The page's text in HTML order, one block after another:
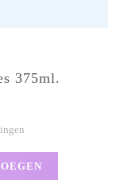
375ml.